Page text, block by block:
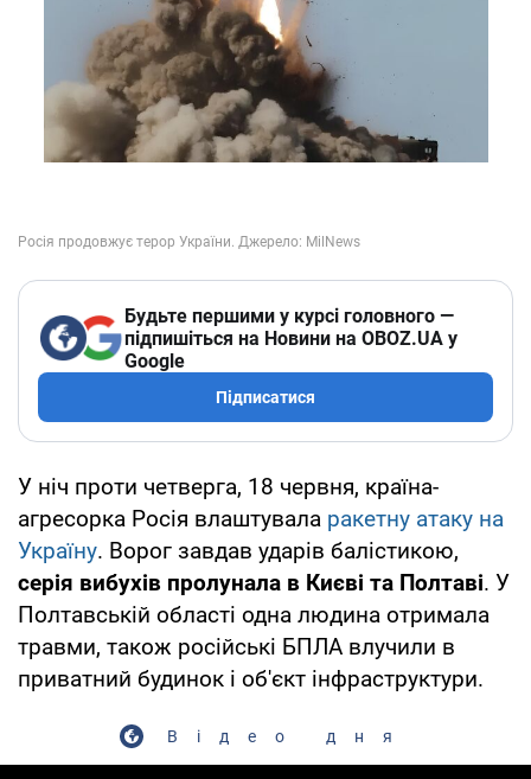
Будьте першими у курсі головного —
підпишіться на Новини на OBOZ.UA у
Google
Підписатися
У ніч проти четверга, 18 червня, країна-
агресорка Росія влаштувала ракетну атаку на
Україну. Ворог завдав ударів балістикою,
серія вибухів пролунала в Києві та Полтаві. У
Полтавській області одна людина отримала
травми, також російські БПЛА влучили в
приватний будинок і об'єкт інфраструктури.
Відео дня